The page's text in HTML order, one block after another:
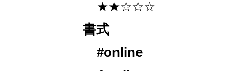
★★☆☆☆
書式
#online